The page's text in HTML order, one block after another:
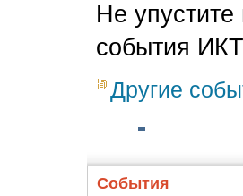
Не упустите
события
Другие
События